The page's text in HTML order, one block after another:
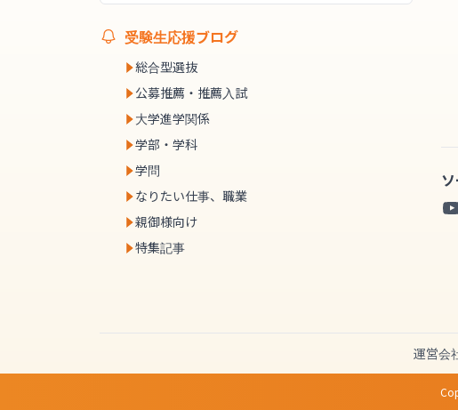
受験生応援ブログ
総合型選抜
公募推薦・推薦入試
大学進学関係
学部・学科
学問
なりたい仕事、職業
親御様向け
特集記事
運営会